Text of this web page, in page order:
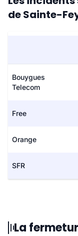
de Sainte-
Bouygues
Telecom
Free
Orange
SFR
La